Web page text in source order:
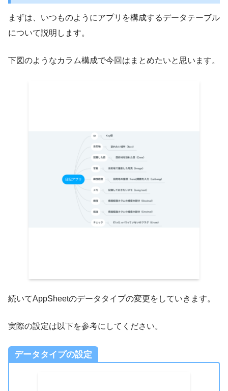
まずは、いつものようにアプリを構成するデータテーブル
について説明します。
下図のようなカラム構成で今回はまとめたいと思います。
続いてAppSheetのデータタイプの変更をしていきます。
実際の設定は以下を参考にしてください。
データタイプの設定